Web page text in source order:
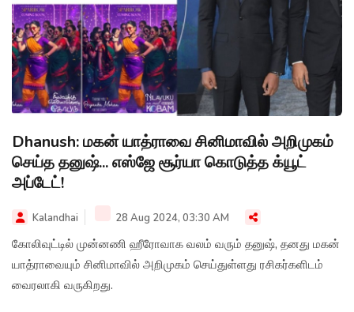
Dhanush: மகன் யாத்ராவை சினிமாவில் அறிமுகம்
செய்த தனுஷ்... எஸ்ஜே சூர்யா கொடுத்த க்யூட்
அப்டேட்!
Kalandhai 28 Aug 2024, 03:30 AM
கோலிவுட்டில் முன்னணி ஹீரோவாக வலம் வரும் தனுஷ், தனது மகன்
யாத்ராவையும் சினிமாவில் அறிமுகம் செய்துள்ளது ரசிகர்களிடம்
வைரலாகி வருகிறது.